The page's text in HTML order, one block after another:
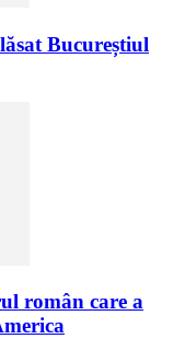
Bucureștiul
român care a